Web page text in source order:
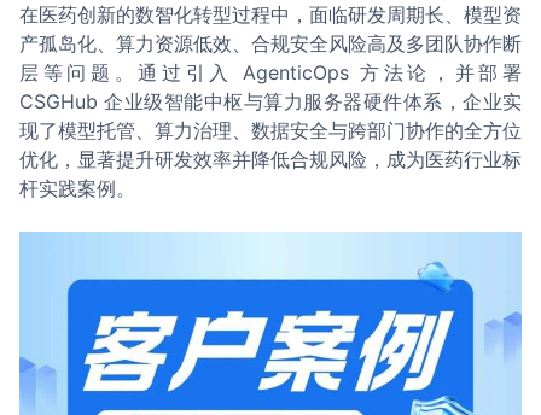
在医药创新的数智化转型过程中，面临研发周期长、模型资
产孤岛化、算力资源低效、合规安全风险高及多团队协作断
层等问题。通过引入 AgenticOps 方法论，并部署
CSGHub 企业级智能中枢与算力服务器硬件体系，企业实
现了模型托管、算力治理、数据安全与跨部门协作的全方位
优化，显著提升研发效率并降低合规风险，成为医药行业标
杆实践案例。